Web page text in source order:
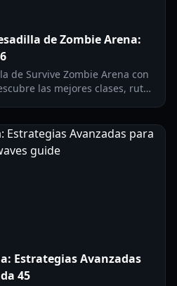
de Zombie Arena:
de Survive Zombie Arena con
las mejores clases, rutas
Estrategias Avanzadas
45